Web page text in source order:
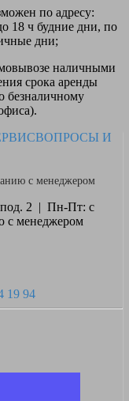
по адресу:
18 ч будние дни, по
дни;
наличными
срока аренды
безналичному
ВОПРОСЫ И
с менеджером
под. 2 | Пн-Пт: с
с менеджером
19 94